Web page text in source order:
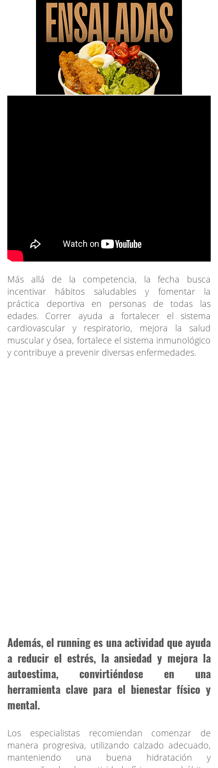
Más allá de la competencia, la fecha busca
incentivar hábitos saludables y fomentar la
práctica deportiva en personas de todas las
edades. Correr ayuda a fortalecer el sistema
cardiovascular y respiratorio, mejora la salud
muscular y ósea, fortalece el sistema inmunológico
y contribuye a prevenir diversas enfermedades.
Además, el running es una actividad que ayuda
a reducir el estrés, la ansiedad y mejora la
autoestima, convirtiéndose en una
herramienta clave para el bienestar físico y
mental.
Los especialistas recomiendan comenzar de
manera progresiva, utilizando calzado adecuado,
manteniendo una buena hidratación y